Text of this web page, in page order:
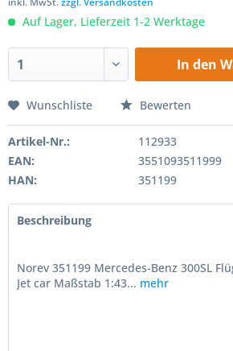
Auf Lager, Lieferzeit 1-2 Werktage
In den
Wunschliste Bewerten
Artikel-Nr.:
112933
EAN:
3551093511999
HAN:
351199
Beschreibung
Norev 351199 Mercedes-Benz 300SL
Jet car Maßstab 1:43... mehr